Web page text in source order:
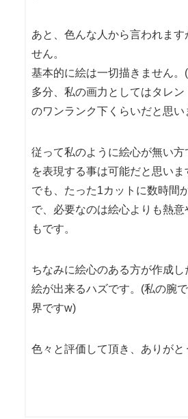
あと、色んな人から言われます
せん。
基本的に絵は一切描きません
多分、私の画力としてはタレ
のワンランク下くらいだと思い
従って私のように絵心が無い
を表現する事は可能だと思いま
でも、たった1カットに数時間
で、必要なのは絵心よりも熱
もです。
ちなみに絵心のある方が作成
絵が出来るハズです。(私の腕
界ですw)
色々と評価して頂き、ありがと